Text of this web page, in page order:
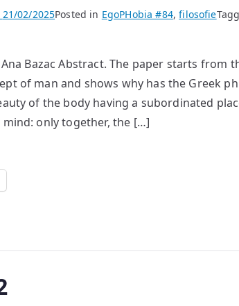
21/02/2025Posted in EgoPHobia #84,filosofie
Bazac Abstract. The paper starts from
of man and shows why has the Greek
of the body having a subordinated
only together, the […]